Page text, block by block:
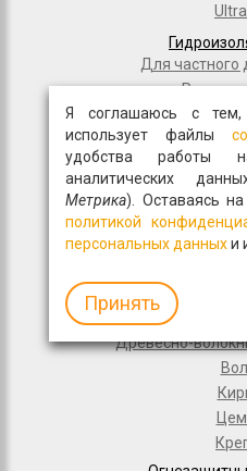
Для частного
Дорожное
Мастики
Древесно-
Я соглашаюсь с
использует файлы
удобства работы
аналитических
Метрика). Оставаясь
политикой
персональных данныхи
Принять